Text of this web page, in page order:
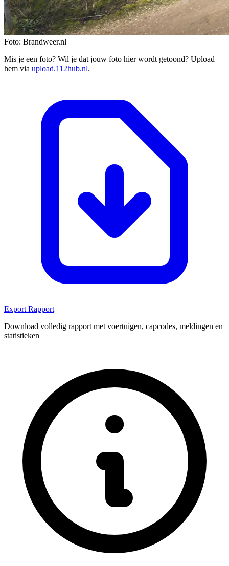
Foto: Brandweer.nl
Mis je een foto? Wil je dat jouw foto hier wordt getoond? Upload
hem via upload.112hub.nl.
Export Rapport
Download volledig rapport met voertuigen, capcodes, meldingen en
statistieken